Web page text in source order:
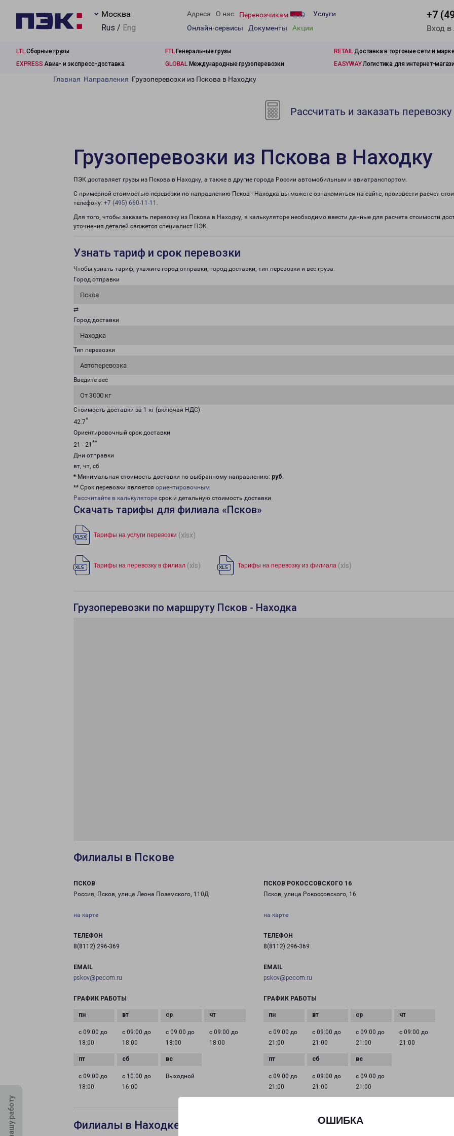
ОШИБКА
Москва
Rus / Eng
Адреса О нас Перевозчикам
Услуги
Онлайн-сервисы
Документы Акции
+7
Вход
LTLСборные грузы FTLГенеральные грузы RETAILДоставка в торговые сети и
EXPRESS Авиа- и экспресс-доставка GLOBALМеждународные грузоперевозки EASYWAYЛогистика для интернет-
Главная Направления Грузоперевозки из Пскова в Находку
Рассчитать и заказать перевозку
Грузоперевозки из Пскова в Находку
ПЭК доставляет грузы из Пскова в Находку, а также в другие города России автомобильным и авиатранспортом.
С примерной стоимостью перевозки по направлению Псков - Находка вы можете ознакомиться на сайте, произвести расчет
телефону: +7 (495) 660-11-11 .
Для того, чтобы заказать перевозку из Пскова в Находку, в калькуляторе необходимо ввести данные для расчета стоимости
уточнения деталей свяжется специалист ПЭК.
Узнать тариф и срок перевозки
Чтобы узнать тариф, укажите город отправки, город доставки, тип перевозки и вес груза.
Город отправки
Псков
⇄
Город доставки
Находка
Тип перевозки
Автоперевозка
Введите вес
От 3000 кг
Стоимость доставки за 1 кг (включая НДС)
42.7*
Ориентировочный срок доставки
21 - 21 **
Дни отправки
вт, чт, сб
* Минимальная стоимость доставки по выбранному направлению: руб.
** Срок перевозки является ориентировочным
Рассчитайте в калькуляторе срок и детальную стоимость доставки.
Скачать тарифы для филиала «Псков»
Тарифы на услуги перевозки (xlsx)
Тарифы на перевозку в филиал (xls) Тарифы на перевозку из филиала (xls)
Грузоперевозки по маршруту Псков - Находка
Филиалы в Пскове
ПСКОВ
Россия, Псков, улица Леона Поземского, 110Д
на карте
ТЕЛЕФОН
8(8112) 296-369
EMAIL
pskov@pecom.ru
ГРАФИК РАБОТЫ
с 09:00 до
18:00
с 09:00 до
18:00
с 09:00 до
18:00
с 09:00 до
18:00
с 09:00 до
18:00
с 10:00 до
16:00
Выходной
ПСКОВ РОКОССОВСКОГО 16
Псков, улица Рокоссовского, 16
на карте
ТЕЛЕФОН
8(8112) 296-369
EMAIL
pskov@pecom.ru
ГРАФИК РАБОТЫ
с 09:00 до
21:00
с 09:00 до
21:00
с 09:00 до
21:00
с 09:00 до
21:00
с 09:00 до
21:00
с 09:00 до
21:00
с 09:00 до
21:00
Филиалы в Находке